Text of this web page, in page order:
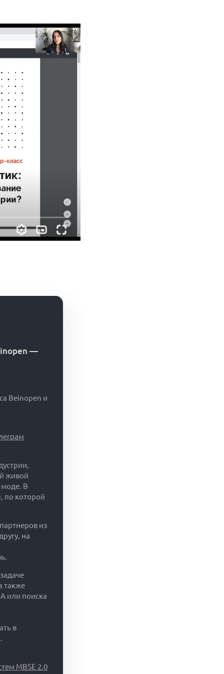
—
Beinopen и
живой
моде. В
по которой
из
на
также
или поиска
в
MBSE 2.0